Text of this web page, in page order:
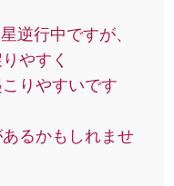
逆行中ですが、
やすく
りやすいです
るかもしれませ